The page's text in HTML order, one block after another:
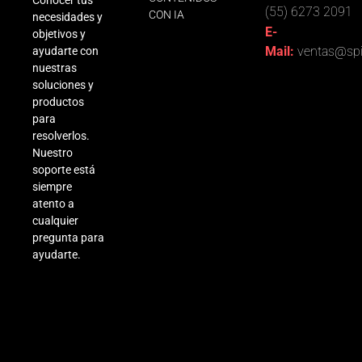
necesidades y
objetivos y
ayudarte con
nuestras
soluciones y
productos
para
resolverlos.
Nuestro
soporte está
siempre
atento a
cualquier
pregunta para
ayudarte.
CON IA
(55) 6273 2091
E-
Mail: